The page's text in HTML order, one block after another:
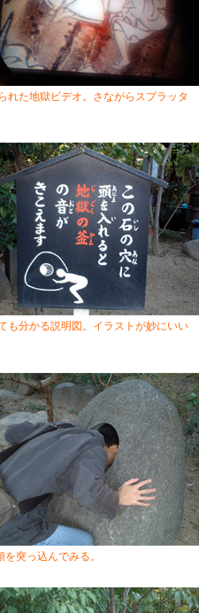
れた地獄ビデオ。さながらスプラッタ
も分かる説明図。イラストが妙にいい
を突っ込んでみる。